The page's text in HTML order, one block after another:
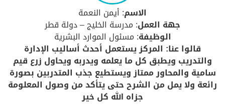
الاسم: أيمن النعمة
جهة العمل: مدرسة الخليج – دولة قطر
الوظيفة: مسئول الموارد البشرية
قالوا عنا: المركز يستعمل أحدث أساليب الإدارة
والتدريب ويطبق كل ما يعلمه ويدربه ويحاول زرع قيم
سامية والمحاور ممتاز ويستطيع جذب المتدربين بصورة
رائعة ولا يمل من الشرح حتى يتأكد من وصول المعلومة
جزاه الله كل خير